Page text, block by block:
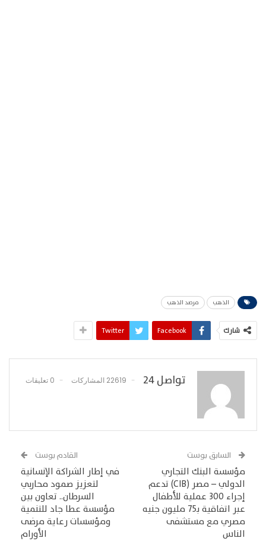
الذهب مرصد الذهب
شارك Facebook
Twitter
تواصل 24 22619 المشاركات 0 تعليقات
السابق بوست
مؤسسة البنك التجاري
الدولي – مصر (CIB) تدعم
إجراء 300 عملية للأطفال
عبر اتفاقية بـ75 مليون جنيه
مصري مع مستشفى
الناس
القادم بوست
في إطار الشراكة الإنسانية
لتعزيز صمود محاربي
السرطان.. تعاون بين
مؤسسة عطا جاد للتنمية
ومؤسسات رعاية مرضى
الأورام